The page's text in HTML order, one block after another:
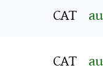
CAT
CAT